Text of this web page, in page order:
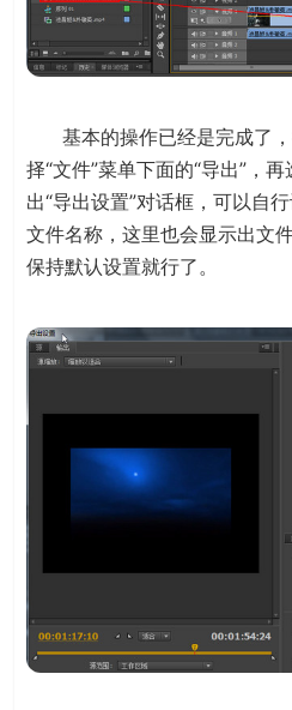
基本的操作已经是完成了，
择“文件”菜单下面的“导出”，
出“导出设置”对话框，可以自
文件名称，这里也会显示出文
保持默认设置就行了。